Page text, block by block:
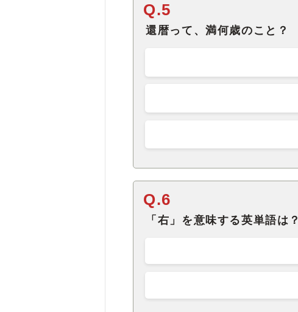
Q.5
還暦って、満何歳のこと？
Q.6
「右」を意味する英単語は？